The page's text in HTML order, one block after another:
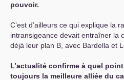
pouvoir.
C’est d’ailleurs ce qui explique la
intransigeance devait entraîner la
déjà leur plan B, avec Bardella et
L’actualité confirme à quel
toujours la meilleure alliée du